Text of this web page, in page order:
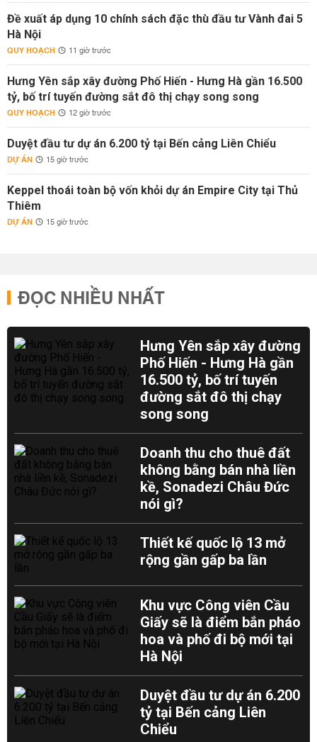
Đề xuất áp dụng 10 chính sách đặc thù đầu tư Vành đai 5
Hà Nội
QUY HOẠCH 11 giờ trước
Hưng Yên sắp xây đường Phố Hiến - Hưng Hà gần 16.500
tỷ, bố trí tuyến đường sắt đô thị chạy song song
QUY HOẠCH 12 giờ trước
Duyệt đầu tư dự án 6.200 tỷ tại Bến cảng Liên Chiểu
DỰ ÁN 15 giờ trước
Keppel thoái toàn bộ vốn khỏi dự án Empire City tại Thủ
Thiêm
DỰ ÁN 15 giờ trước
ĐỌC NHIỀU NHẤT
Hưng Yên sắp xây đường
Phố Hiến - Hưng Hà gần
16.500 tỷ, bố trí tuyến
đường sắt đô thị chạy
song song
Doanh thu cho thuê đất
không bằng bán nhà liền
kề, Sonadezi Châu Đức
nói gì?
Thiết kế quốc lộ 13 mở
rộng gần gấp ba lần
Khu vực Công viên Cầu
Giấy sẽ là điểm bắn pháo
hoa và phố đi bộ mới tại
Hà Nội
Duyệt đầu tư dự án 6.200
tỷ tại Bến cảng Liên
Chiểu